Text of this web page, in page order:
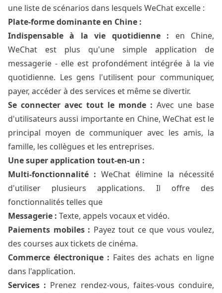
une liste de scénarios dans lesquels WeChat excelle :
Plate-forme dominante en Chine :
Indispensable à la vie quotidienne : en Chine,
WeChat est plus qu'une simple application de
messagerie - elle est profondément intégrée à la vie
quotidienne. Les gens l'utilisent pour communiquer,
payer, accéder à des services et même se divertir.
Se connecter avec tout le monde : Avec une base
d'utilisateurs aussi importante en Chine, WeChat est le
principal moyen de communiquer avec les amis, la
famille, les collègues et les entreprises.
Une super application tout-en-un :
Multi-fonctionnalité : WeChat élimine la nécessité
d'utiliser plusieurs applications. Il offre des
fonctionnalités telles que
Messagerie : Texte, appels vocaux et vidéo.
Paiements mobiles : Payez tout ce que vous voulez,
des courses aux tickets de cinéma.
Commerce électronique : Faites des achats en ligne
dans l'application.
Services : Prenez rendez-vous, faites-vous conduire,